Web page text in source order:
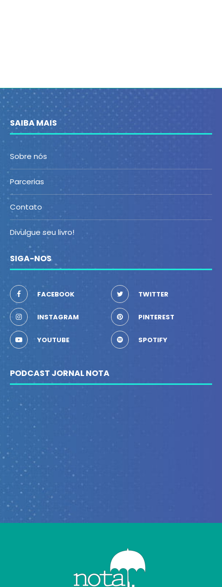
SAIBA MAIS
Sobre nós
Parcerias
Contato
Divulgue seu livro!
SIGA-NOS
FACEBOOK TWITTER
INSTAGRAM PINTEREST
YOUTUBE SPOTIFY
PODCAST JORNAL NOTA